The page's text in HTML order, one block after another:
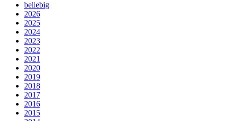
beliebig
2026
2025
2024
2023
2022
2021
2020
2019
2018
2017
2016
2015